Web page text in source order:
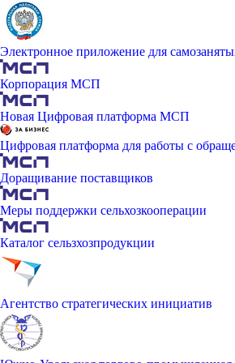
Электронное приложение для
Корпорация МСП
Новая Цифровая платформа МСП
Цифровая платформа для работы с
Доращивание поставщиков
Меры поддержки сельхозкооперации
Каталог сельзхозпродукции
Агентство стратегических инициатив